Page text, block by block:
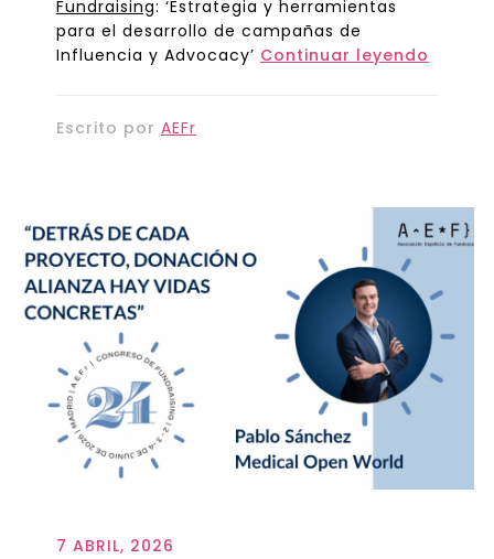
Fundraising: ‘Estrategia y herramientas
para el desarrollo de campañas de
Influencia y Advocacy’ Continuar leyendo
Escrito por AEFr
7 ABRIL, 2026